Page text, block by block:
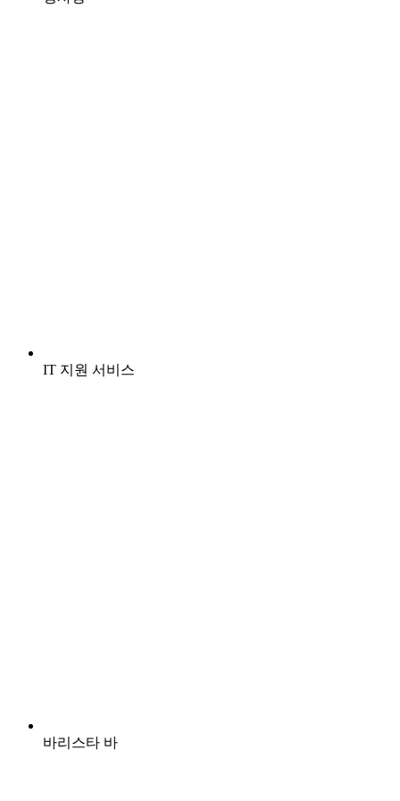
IT 지원 서비스
바리스타 바